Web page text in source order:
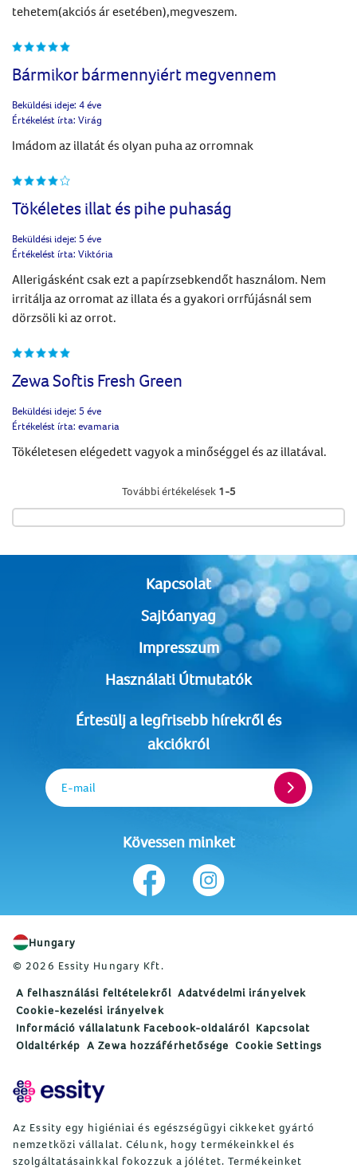
tehetem(akciós ár esetében),megveszem.
Bármikor bármennyiért megvennem
Beküldési ideje: 4 éve
Értékelést írta: Virág
Imádom az illatát és olyan puha az orromnak
Tökéletes illat és pihe puhaság
Beküldési ideje: 5 éve
Értékelést írta: Viktória
Allerigásként csak ezt a papírzsebkendőt használom. Nem
irritálja az orromat az illata és a gyakori orrfújásnál sem
dörzsöli ki az orrot.
Zewa Softis Fresh Green
Beküldési ideje: 5 éve
Értékelést írta: evamaria
Tökéletesen elégedett vagyok a minőséggel és az illatával.
További értékelések 1-5
Kapcsolat
Sajtóanyag
Impresszum
Használati Útmutatók
Értesülj a legfrisebb hírekről és
akciókról
E-mail
Kövessen minket
Hungary
© 2026 Essity Hungary Kft.
A felhasználási feltételekről Adatvédelmi irányelvek
Cookie-kezelési irányelvek
Információ vállalatunk Facebook-oldaláról Kapcsolat
Oldaltérkép A Zewa hozzáférhetősége Cookie Settings
Az Essity egy higiéniai és egészségügyi cikkeket gyártó
nemzetközi vállalat. Célunk, hogy termékeinkkel és
szolgáltatásainkkal fokozzuk a jólétet. Termékeinket